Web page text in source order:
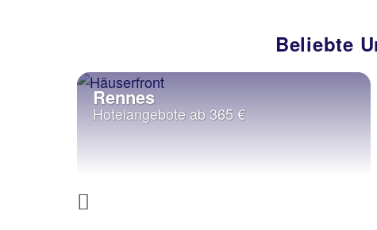
Beliebte
Previous
Rennes
Hotelangebote ab 365 €